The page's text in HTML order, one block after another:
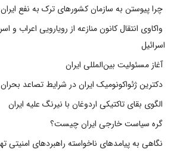
چرا پیوستن به سازمان کشورهای ترک به نفع
واکاوی انتقال کانون منازعه از رویارویی اعراب و
اسرائیل
آغاز مسئولیت بین‌المللی ایران
دکترین ژئواکونومیک ایران در شرایط تصاعد بحران
الگوی بقای تاکتیکی اردوغان با نیرنگ علیه ایران
گره سیاست خارجی ایران چیست؟
نگاهی به پیامدهای ناخواسته راهبردهای امنیتی